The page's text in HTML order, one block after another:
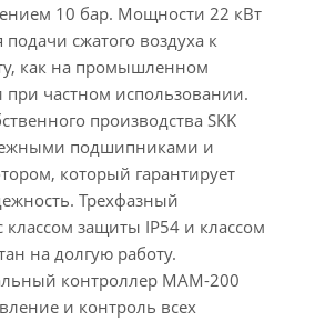
10 бар. Мощности 22 кВт
подачи сжатого воздуха к
как на промышленном
при частном использовании.
производства SKK
подшипниками и
который гарантирует
Трехфазный
классом защиты IP54 и классом
на долгую работу.
контроллер MAМ-200
и контроль всех